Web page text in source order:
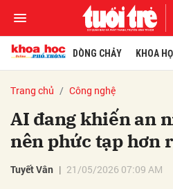
DÒNG CHẢY KHOA
Trang chủ Công nghệ
AI đang khiến an
nên phức tạp hơn
Tuyết Vân 21/05/2026 07:09 AM